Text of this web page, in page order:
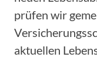
prüfen wir
aktuellen